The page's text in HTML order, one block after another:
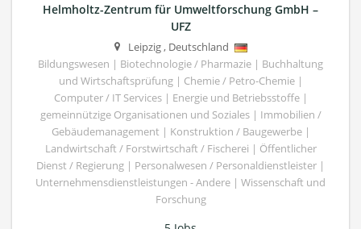
Helmholtz-Zentrum für Umweltforschung GmbH –
UFZ
Leipzig, Deutschland
Bildungswesen | Biotechnologie / Pharmazie | Buchhaltung
und Wirtschaftsprüfung | Chemie / Petro-Chemie |
Computer / IT Services | Energie und Betriebsstoffe |
gemeinnützige Organisationen und Soziales | Immobilien /
Gebäudemanagement | Konstruktion / Baugewerbe |
Landwirtschaft / Forstwirtschaft / Fischerei | Öffentlicher
Dienst / Regierung | Personalwesen / Personaldienstleister |
Unternehmensdienstleistungen - Andere | Wissenschaft und
Forschung